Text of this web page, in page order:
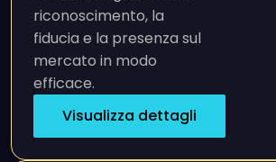
riconoscimento, la
fiducia e la presenza sul
mercato in modo
efficace.
Visualizza dettagli